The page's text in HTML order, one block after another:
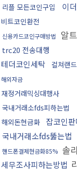
리플 모든코인구입 이
비트코인환전
신용카드코인구매방법 알
trc20 전송대행
테더코인세탁 컬쳐랜
해외자금
재정거래믹싱대행사
국내거래소fds피하는법
해외돈현금화
잡코인판
국내거래소fds뚫는법
핸드폰결제현금화85% 솔
세무조사피하는방법